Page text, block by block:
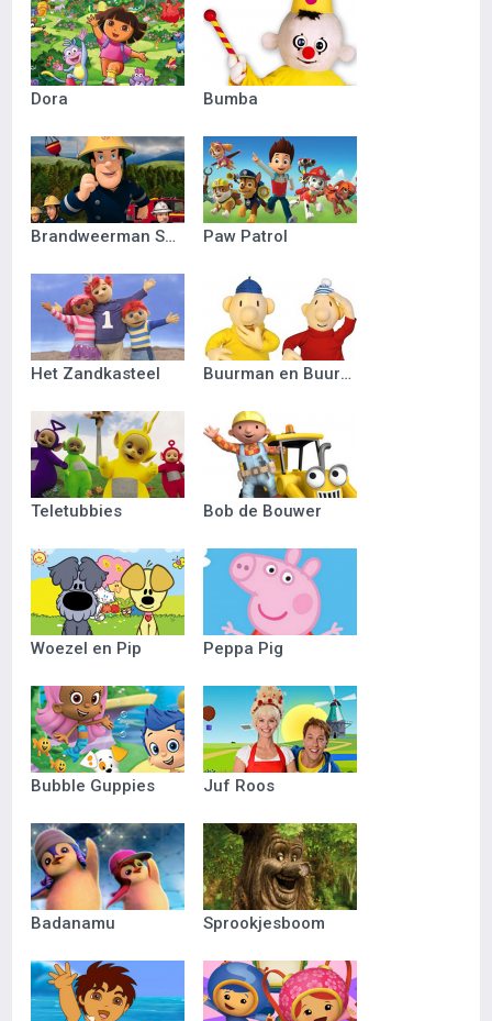
Dora Bumba
Brandweerman Sam Paw Patrol
Het Zandkasteel Buurman en Buurman
Teletubbies Bob de Bouwer
Woezel en Pip Peppa Pig
Bubble Guppies Juf Roos
Badanamu Sprookjesboom